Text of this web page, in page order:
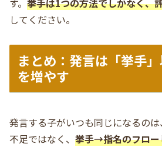
してください。
まとめ：発言は「挙手
を増やす
発言する子がいつも同じになるの
不足ではなく、 挙手→指名のフロー